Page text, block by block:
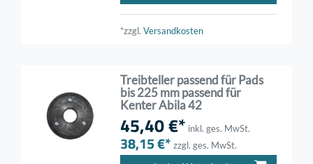
*zzgl.Versandkosten
Treibteller passend für Pads
bis 225 mm passend für
Kenter Abila 42
45,40 €* inkl. ges. MwSt.
38,15 €* zzgl. ges. MwSt.